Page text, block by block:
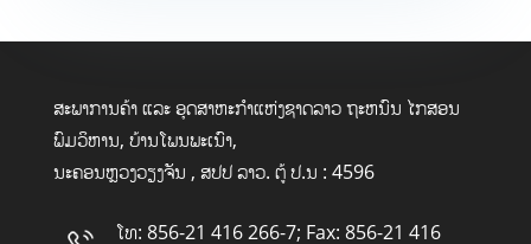
ສະພາການຄ້າ ແລະ ອຸດສາຫະກໍາແຫ່ງຊາດລາວ ຖະຫນົນ ໄກສອນ
ພົມວິຫານ, ບ້ານໂພນພະເນົາ,
ນະຄອນຫຼວງວຽງຈັນ , ສປປ ລາວ. ຕູ້ ປ.ນ : 4596
ໂທ: 856-21 416 266-7; Fax: 856-21 416